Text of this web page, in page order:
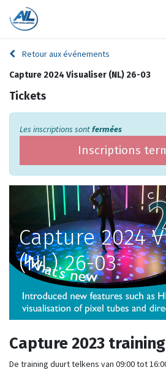
Retour aux événements
Capture 2024 Visualiser (NL) 26-03
Tickets
Les inscriptions sontfermées
Inscriptions
Capture 2024
(NL) 26-03
​Capture 2023 training
De training duurt telkens van 09:00 tot